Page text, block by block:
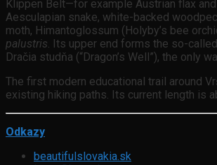
Klippen Belt—for example Austrian flax
Aesculapian snake, white-backed
moth, Himantoglossum (Holyby’s bee
palustris. Its upper end forms the so-
Dračia studňa (“Dragon’s Well”), the only
The first modern educational trail around
existing hiking paths. Its current length is
Odkazy
beautifulslovakia.sk